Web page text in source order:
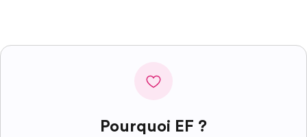
Pourquoi EF ?